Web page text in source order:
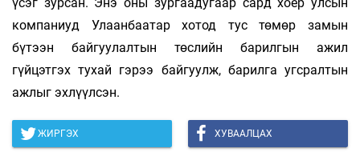
компаниуд Улаанбаатар хотод тус төмөр замын
бүтээн байгуулалтын төслийн барилгын ажил
гүйцэтгэх тухай гэрээ байгуулж, барилга угсралтын
ажлыг эхлүүлсэн.
ЖИРГЭХ ХУВААЛЦАХ